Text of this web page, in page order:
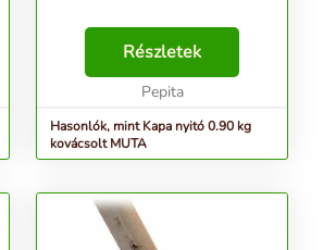
Részletek
Pepita
Hasonlók, mint Kapa nyitó 0.90 kg
kovácsolt MUTA